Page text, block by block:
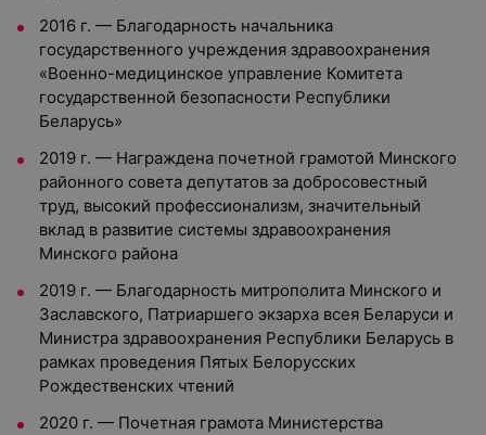
2016 г. — Благодарность начальника
государственного учреждения здравоохранения
«Военно-медицинское управление Комитета
государственной безопасности Республики
Беларусь»
2019 г. — Награждена почетной грамотой Минского
районного совета депутатов за добросовестный
труд, высокий профессионализм, значительный
вклад в развитие системы здравоохранения
Минского района
2019 г. — Благодарность митрополита Минского и
Заславского, Патриаршего экзарха всея Беларуси и
Министра здравоохранения Республики Беларусь в
рамках проведения Пятых Белорусских
Рождественских чтений
2020 г. — Почетная грамота Министерства